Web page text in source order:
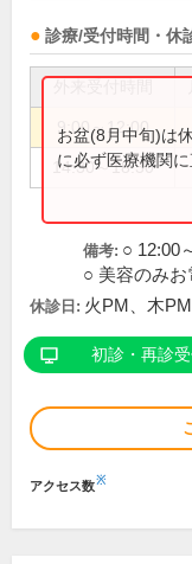
診療/受付時間・休
9:00～12:00
14:30～18:30
お盆(8月中旬)は
に必ず医療機関に
備考: ○ 12:00
○ 美容のみお
休診日: 火PM、木
初診・再診
アクセス数※